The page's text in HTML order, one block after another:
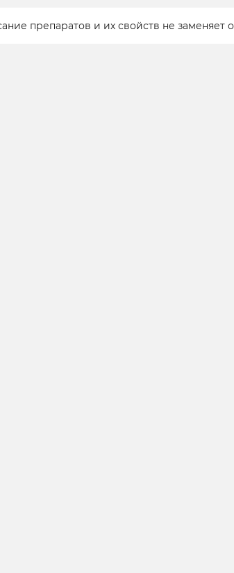
препаратов и их свойств не заменяет